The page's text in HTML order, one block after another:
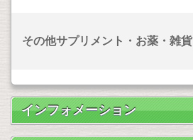
その他サプリメント・お薬・雑貨
インフォメーション